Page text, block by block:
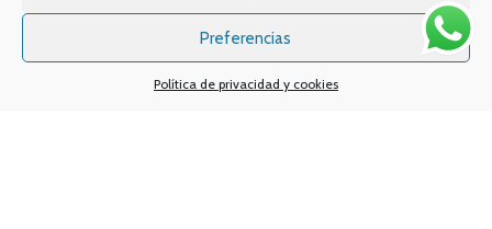
Preferencias
Política de privacidad y cookies